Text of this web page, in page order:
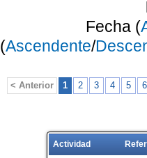
Fecha (
(Ascendente/
< Anterior 1 2 3 4 5 6
Actividad